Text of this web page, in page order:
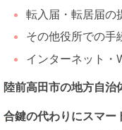
転入届・転居届の
その他役所での手
インターネット・
陸前高田市の地方自治
合鍵の代わりにスマー